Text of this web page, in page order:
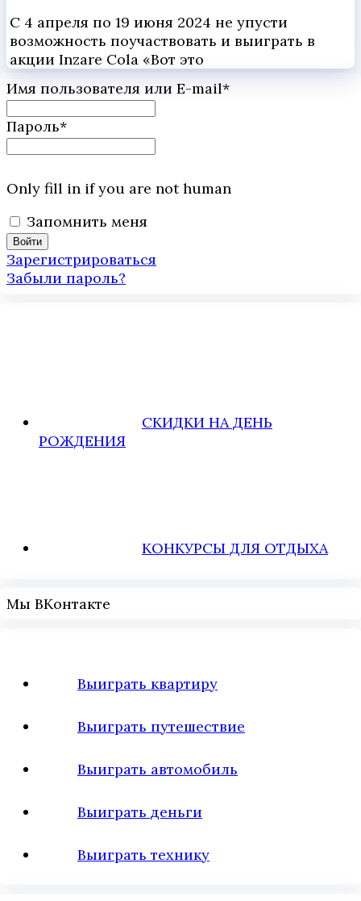
С 4 апреля по 19 июня 2024 не упусти
возможность поучаствовать и выиграть в
акции Inzare Cola «Вот это
Имя пользователя или E-mail*
Пароль*
Only fill in if you are not human
Запомнить меня
Зарегистрироваться
Забыли пароль?
СКИДКИ НА ДЕНЬ
РОЖДЕНИЯ
КОНКУРСЫ ДЛЯ ОТДЫХА
Мы ВКонтакте
Выиграть квартиру
Выиграть путешествие
Выиграть автомобиль
Выиграть деньги
Выиграть технику